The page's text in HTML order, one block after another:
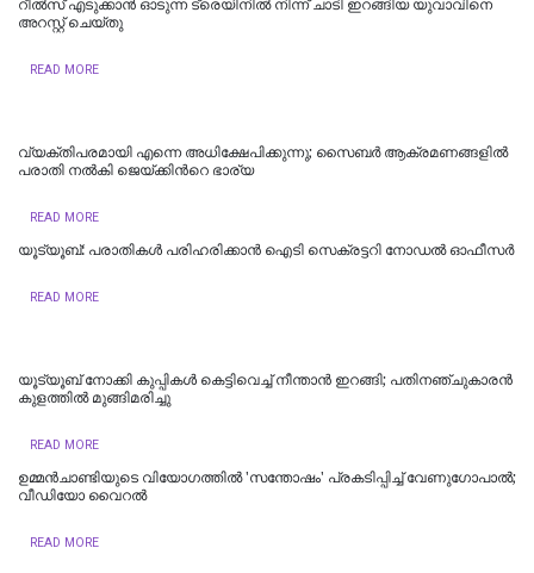
റീല്‍സ് എടുക്കാൻ ഓടുന്ന ട്രെയിനിൽ നിന്ന് ചാടി ഇറങ്ങിയ യുവാവിനെ
അറസ്റ്റ് ചെയ്തു
READ MORE
വ്യക്തിപരമായി എന്നെ അധിക്ഷേപിക്കുന്നു; സൈബർ ആക്രമണങ്ങളിൽ
പരാതി നൽകി ജെയ്ക്കിന്‍റെ ഭാര്യ
READ MORE
യൂട്യൂബ്: പരാതികള്‍ പരിഹരിക്കാന്‍ ഐടി സെക്രട്ടറി നോഡല്‍ ഓഫീസര്‍
READ MORE
യൂട്യൂബ് നോക്കി കുപ്പികൾ കെട്ടിവെച്ച് നീന്താൻ ഇറങ്ങി; പതിനഞ്ചുകാരൻ
കുളത്തിൽ മുങ്ങിമരിച്ചു
READ MORE
ഉമ്മന്‍ചാണ്ടിയുടെ വിയോഗത്തില്‍ 'സന്തോഷം' പ്രകടിപ്പിച്ച് വേണുഗോപാല്‍;
വീ‍ഡിയോ വൈറല്‍
READ MORE